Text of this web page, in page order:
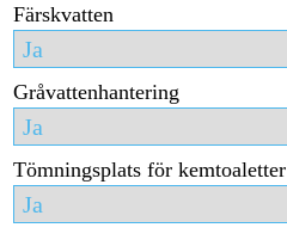
Färskvatten
Gråvattenhantering
Tömningsplats för kemtoaletter